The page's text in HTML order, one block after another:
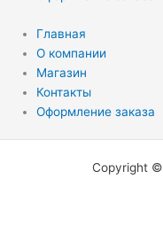
Главная
О компании
Магазин
Контакты
Оформление заказа
Copyright